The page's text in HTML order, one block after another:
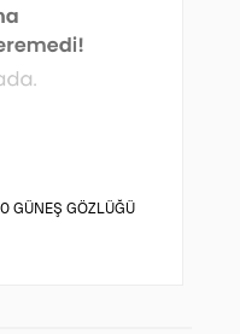
GÜNEŞ GÖZLÜĞÜ